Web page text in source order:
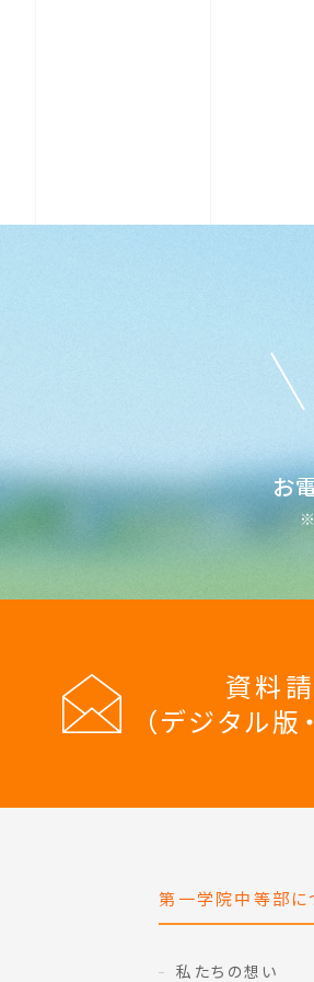
お
資料
（デジタル版
第一学院中等部に
私たちの想い